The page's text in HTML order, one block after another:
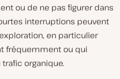
ou de ne pas figurer dans
interruptions peuvent
en particulier
fréquemment ou qui
organique.